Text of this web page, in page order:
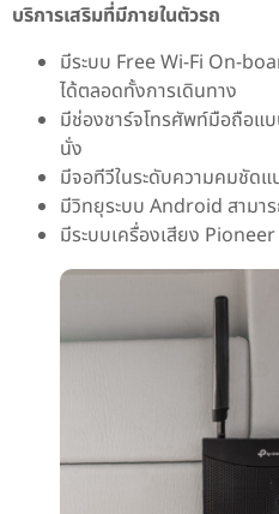
บริการเสริมที่มีภายในตัวรถ
มีระบบ Free Wi-Fi On-
ได้ตลอดทั้งการเดินทาง
มีช่องชาร์จโทรศัพท์มือถือแ
นั่ง
มีจอทีวีในระดับความคมชัด
มีวิทยุระบบ Android สามา
มีระบบเครื่องเสียง Pioneer